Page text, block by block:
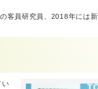
客員研究員、2018年には
い